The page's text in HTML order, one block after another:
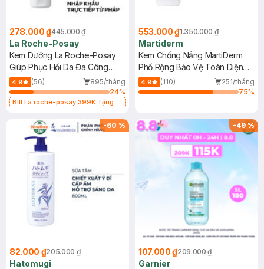
278.000 ₫445.000 ₫
La Roche-Posay
Kem Dưỡng La Roche-Posay
Giúp Phục Hồi Da Đa Công
Dụng 40ml
4.9 (56)
895/tháng
24%
Bill La roche-posay 399K Tặng
(SL có hạn)
553.000 ₫1.350.000 ₫
Martiderm
Kem Chống Nắng MartiDerm
Phổ Rộng Bảo Vệ Toàn Diện
40ml
4.9 (110)
251/tháng
75%
-60 %
82.000 ₫205.000 ₫
Hatomugi
-49%
107.000 ₫209.000 ₫
Garnier